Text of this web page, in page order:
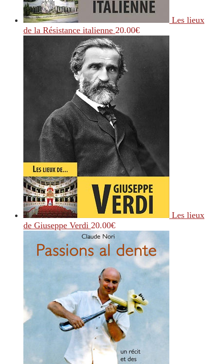
Les lieux
de la Résistance italienne 20.00€
Les lieux
de Giuseppe Verdi 20.00€